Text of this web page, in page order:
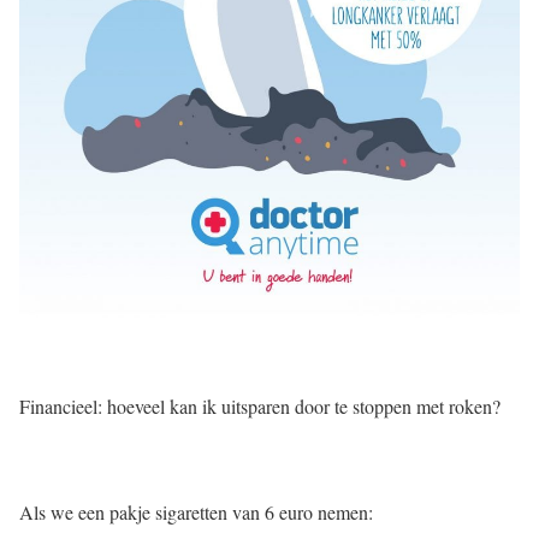
Financieel: hoeveel kan ik uitsparen door te stoppen met roken?
Als we een pakje sigaretten van 6 euro nemen: